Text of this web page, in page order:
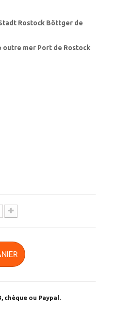
Rostock Böttger de
outre mer Port de Rostock
chèque ou Paypal.